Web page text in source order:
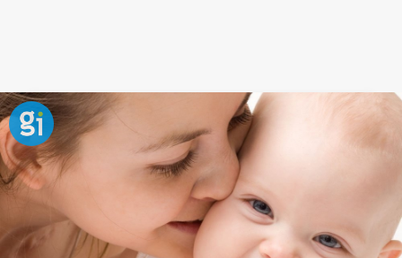
Frase sobre la importancia de la
educación en la felicidad
Las circunstancias pueden variar, pero no debe
hacerlo nuestra actitud ante ellas, buenas o malas.
A ser feliz también se aprende, y es mucho más fácil
si lo hacemos
educando en valoresdesde
pequeños. No dejes de transmitir a tu hijo estos
consejos para que descubra su felicidad.